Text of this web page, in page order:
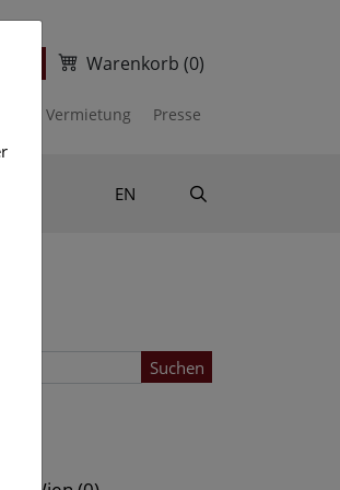
Warenkorb (0)
Vermietung Presse
EN
Suchen